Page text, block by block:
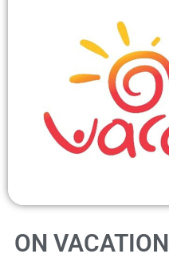
ON VACATION